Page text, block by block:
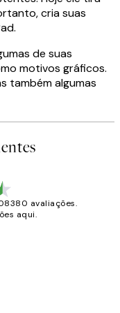
cria suas
de suas
motivos gráficos.
também algumas
avaliações.
aqui.